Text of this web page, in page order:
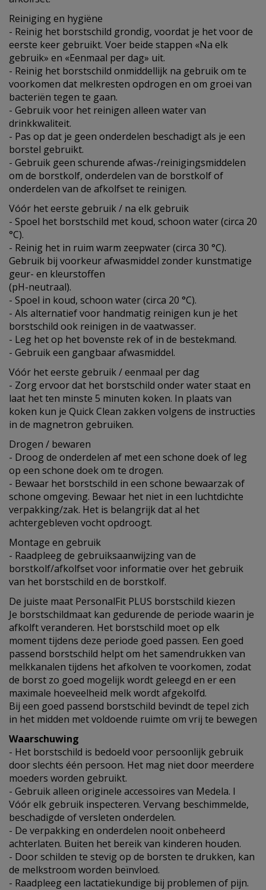
Reiniging en hygiëne
- Reinig het borstschild grondig, voordat je het voor de
eerste keer gebruikt. Voer beide stappen «Na elk
gebruik» en «Eenmaal per dag» uit.
- Reinig het borstschild onmiddellijk na gebruik om te
voorkomen dat melkresten opdrogen en om groei van
bacteriën tegen te gaan.
- Gebruik voor het reinigen alleen water van
drinkkwaliteit.
- Pas op dat je geen onderdelen beschadigt als je een
borstel gebruikt.
- Gebruik geen schurende afwas-/reinigingsmiddelen
om de borstkolf, onderdelen van de borstkolf of
onderdelen van de afkolfset te reinigen.
Vóór het eerste gebruik / na elk gebruik
- Spoel het borstschild met koud, schoon water (circa 20
°C).
- Reinig het in ruim warm zeepwater (circa 30 °C).
Gebruik bij voorkeur afwasmiddel zonder kunstmatige
geur- en kleurstoffen
(pH-neutraal).
- Spoel in koud, schoon water (circa 20 °C).
- Als alternatief voor handmatig reinigen kun je het
borstschild ook reinigen in de vaatwasser.
- Leg het op het bovenste rek of in de bestekmand.
- Gebruik een gangbaar afwasmiddel.
Vóór het eerste gebruik / eenmaal per dag
- Zorg ervoor dat het borstschild onder water staat en
laat het ten minste 5 minuten koken. In plaats van
koken kun je Quick Clean zakken volgens de instructies
in de magnetron gebruiken.
Drogen / bewaren
- Droog de onderdelen af met een schone doek of leg
op een schone doek om te drogen.
- Bewaar het borstschild in een schone bewaarzak of
schone omgeving. Bewaar het niet in een luchtdichte
verpakking/zak. Het is belangrijk dat al het
achtergebleven vocht opdroogt.
Montage en gebruik
- Raadpleeg de gebruiksaanwijzing van de
borstkolf/afkolfset voor informatie over het gebruik
van het borstschild en de borstkolf.
De juiste maat PersonalFit PLUS borstschild kiezen
Je borstschildmaat kan gedurende de periode waarin je
afkolft veranderen. Het borstschild moet op elk
moment tijdens deze periode goed passen. Een goed
passend borstschild helpt om het samendrukken van
melkkanalen tijdens het afkolven te voorkomen, zodat
de borst zo goed mogelijk wordt geleegd en er een
maximale hoeveelheid melk wordt afgekolfd.
Bij een goed passend borstschild bevindt de tepel zich
in het midden met voldoende ruimte om vrij te bewegen
Waarschuwing
- Het borstschild is bedoeld voor persoonlijk gebruik
door slechts één persoon. Het mag niet door meerdere
moeders worden gebruikt.
- Gebruik alleen originele accessoires van Medela. I
Vóór elk gebruik inspecteren. Vervang beschimmelde,
beschadigde of versleten onderdelen.
- De verpakking en onderdelen nooit onbeheerd
achterlaten. Buiten het bereik van kinderen houden.
- Door schilden te stevig op de borsten te drukken, kan
de melkstroom worden beïnvloed.
- Raadpleeg een lactatiekundige bij problemen of pijn.